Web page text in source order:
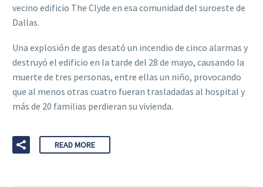
vecino edificio The Clyde en esa comunidad del suroeste de
Dallas.
Una explosión de gas desató un incendio de cinco alarmas y
destruyó el edificio en la tarde del 28 de mayo, causando la
muerte de tres personas, entre ellas un niño, provocando
que al menos otras cuatro fueran trasladadas al hospital y
más de 20 familias perdieran su vivienda.
READ MORE